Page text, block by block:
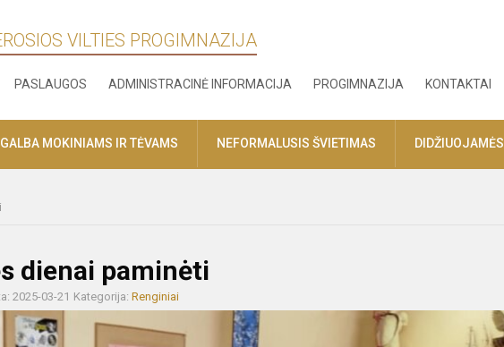
VILTIES PROGIMNAZIJA
PASLAUGOS ADMINISTRACINĖ INFORMACIJA PROGIMNAZIJA KONTAKTAI
MOKINIAMS IR TĖVAMS NEFORMALUSIS ŠVIETIMAS DIDŽIUOJAMĖS
dienai paminėti
2025-03-21 Kategorija: Renginiai